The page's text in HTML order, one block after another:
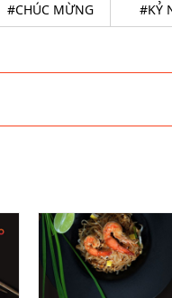
#CHÚC MỪNG #KỶ